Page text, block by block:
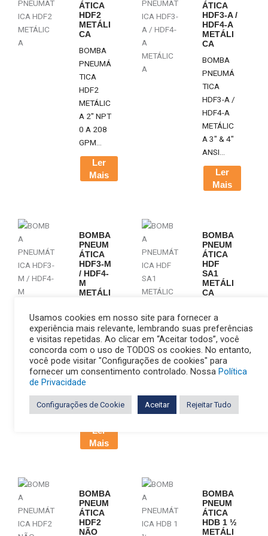
ÁTICA
HDF2
METÁLI
CA
BOMBA
PNEUMÁ
TICA
HDF2
METÁLIC
A 2" NPT
0 A 208
GPM...
Ler
Mais
ÁTICA
HDF3-A /
HDF4-A
METÁLI
CA
BOMBA
PNEUMÁ
TICA
HDF3-A /
HDF4-A
METÁLIC
A 3" & 4"
ANSI...
Ler
Mais
BOMBA
PNEUM
ÁTICA
HDF3-M
/ HDF4-
M
METÁLI
BOMBA
PNEUMÁ
TICA
HDF3-M /
HDF4-M
METÁLIC
A 3" & 4"
ANSI...
Ler
Mais
BOMBA
PNEUM
ÁTICA
HDF
SA1
METÁLI
CA
PNEUMÁ
TICA HDF
SA1
METÁLIC
A 1" NPT
Ler
BOMBA
PNEUM
ÁTICA
HDF2
NÃO
BOMBA
PNEUM
ÁTICA
HDB 1 ½
METÁLI
Usamos cookies em nosso site para fornecer a
experiência mais relevante, lembrando suas preferências
e visitas repetidas. Ao clicar em “Aceitar todos”, você
concorda com o uso de TODOS os cookies. No entanto,
você pode visitar "Configurações de cookies" para
fornecer um consentimento controlado. Nossa Política
de Privacidade
Configurações de Cookie Aceitar Rejeitar Tudo